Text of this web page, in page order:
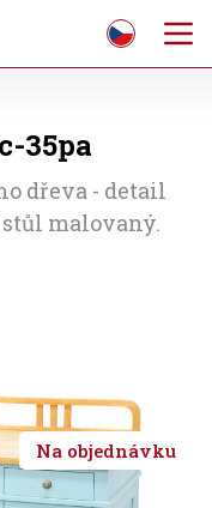
35pa
dřeva - detail
malovaný.
Na objednávku